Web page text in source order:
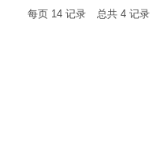
每页 14 记录 总共 4 记录